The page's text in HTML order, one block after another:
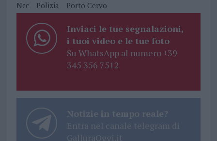
Ncc
Polizia Porto Cervo
Inviaci le tue segnalazioni,
i tuoi video e le tue foto
Su WhatsApp al numero +39
345 356 7512
Notizie in tempo reale?
Entra nel canale telegram di
GalluraOggi.it